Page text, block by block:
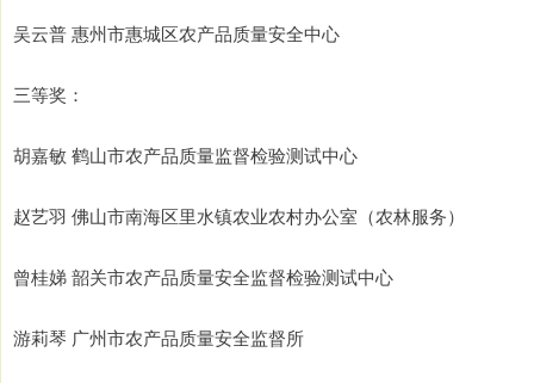
吴云普 惠州市惠城区农产品质量安全中心
三等奖：
胡嘉敏 鹤山市农产品质量监督检验测试中心
赵艺羽 佛山市南海区里水镇农业农村办公室（农林服务）
曾桂娣 韶关市农产品质量安全监督检验测试中心
游莉琴 广州市农产品质量安全监督所